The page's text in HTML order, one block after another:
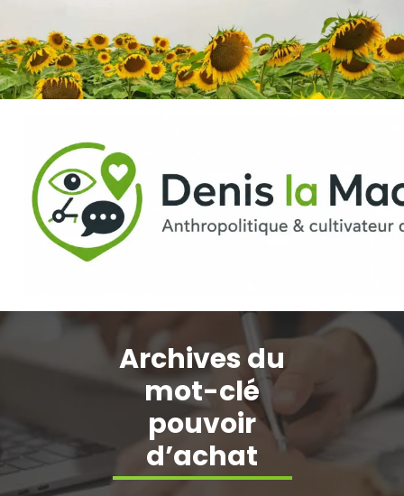
contenu
Archives du
mot-clé
pouvoir
d’achat